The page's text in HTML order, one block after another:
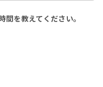
を教えてください。